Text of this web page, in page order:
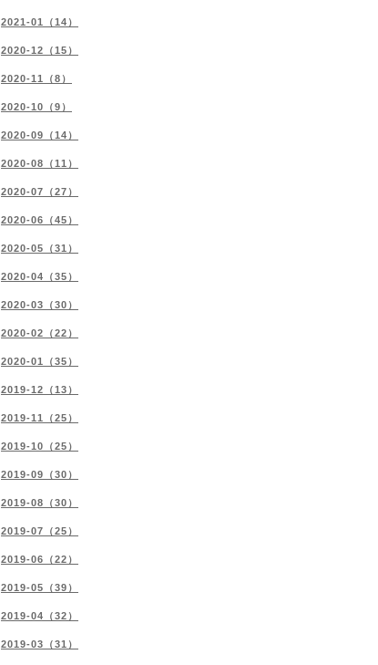
2021-01（14）
2020-12（15）
2020-11（8）
2020-10（9）
2020-09（14）
2020-08（11）
2020-07（27）
2020-06（45）
2020-05（31）
2020-04（35）
2020-03（30）
2020-02（22）
2020-01（35）
2019-12（13）
2019-11（25）
2019-10（25）
2019-09（30）
2019-08（30）
2019-07（25）
2019-06（22）
2019-05（39）
2019-04（32）
2019-03（31）